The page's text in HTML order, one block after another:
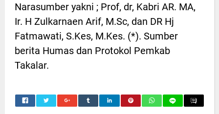
Narasumber yakni ; Prof, dr, Kabri AR. MA,
Ir. H Zulkarnaen Arif, M.Sc, dan DR Hj
Fatmawati, S.Kes, M.Kes. (*). Sumber
berita Humas dan Protokol Pemkab
Takalar.